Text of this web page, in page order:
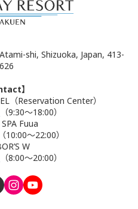
shi, Shizuoka, Japan, 413-
】
（Reservation Center）
（9:30～18:00）
Fuua
（10:00～22:00）
W
（8:00～20:00）